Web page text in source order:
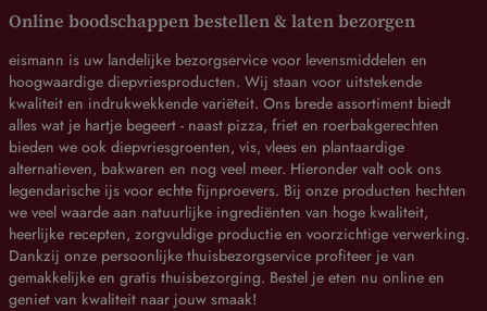
Online boodschappen bestellen & laten bezorgen
eismann is uw landelijke bezorgservice voor levensmiddelen en
hoogwaardige diepvriesproducten. Wij staan voor uitstekende
kwaliteit en indrukwekkende variëteit. Ons brede assortiment biedt
alles wat je hartje begeert - naast pizza, friet en roerbakgerechten
bieden we ook diepvriesgroenten, vis, vlees en plantaardige
alternatieven, bakwaren en nog veel meer. Hieronder valt ook ons
legendarische ijs voor echte fijnproevers. Bij onze producten hechten
we veel waarde aan natuurlijke ingrediënten van hoge kwaliteit,
heerlijke recepten, zorgvuldige productie en voorzichtige verwerking.
Dankzij onze persoonlijke thuisbezorgservice profiteer je van
gemakkelijke en gratis thuisbezorging. Bestel je eten nu online en
geniet van kwaliteit naar jouw smaak!